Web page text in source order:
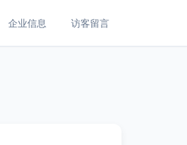
企业信息 访客留言